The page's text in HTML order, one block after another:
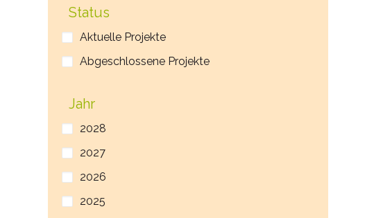
Status
Aktuelle Projekte
Abgeschlossene Projekte
Jahr
2028
2027
2026
2025